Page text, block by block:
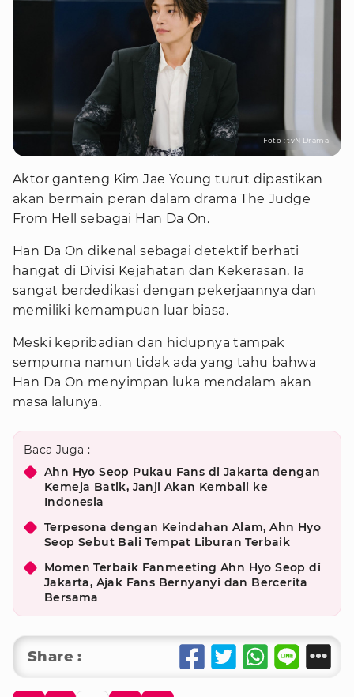
Foto : tvN Drama
Aktor ganteng Kim Jae Young turut dipastikan
akan bermain peran dalam drama The Judge
From Hell sebagai Han Da On.
Han Da On dikenal sebagai detektif berhati
hangat di Divisi Kejahatan dan Kekerasan. Ia
sangat berdedikasi dengan pekerjaannya dan
memiliki kemampuan luar biasa.
Meski kepribadian dan hidupnya tampak
sempurna namun tidak ada yang tahu bahwa
Han Da On menyimpan luka mendalam akan
masa lalunya.
Baca Juga :
Ahn Hyo Seop Pukau Fans di Jakarta dengan
Kemeja Batik, Janji Akan Kembali ke
Indonesia
Terpesona dengan Keindahan Alam, Ahn Hyo
Seop Sebut Bali Tempat Liburan Terbaik
Momen Terbaik Fanmeeting Ahn Hyo Seop di
Jakarta, Ajak Fans Bernyanyi dan Bercerita
Bersama
Share :